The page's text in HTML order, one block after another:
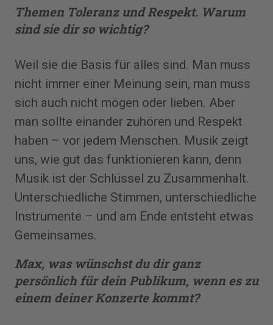
Themen Toleranz und Respekt. Warum
sind sie dir so wichtig?
Weil sie die Basis für alles sind. Man muss
nicht immer einer Meinung sein, man muss
sich auch nicht mögen oder lieben. Aber
man sollte einander zuhören und Respekt
haben – vor jedem Menschen. Musik zeigt
uns, wie gut das funktionieren kann, denn
Musik ist der Schlüssel zu Zusammenhalt.
Unterschiedliche Stimmen, unterschiedliche
Instrumente – und am Ende entsteht etwas
Gemeinsames.
Max, was wünschst du dir ganz
persönlich für dein Publikum, wenn es zu
einem deiner Konzerte kommt?